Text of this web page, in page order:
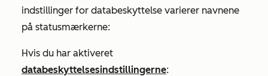
indstillinger for databeskyttelse varierer navnene
på statusmærkerne:
Hvis du har aktiveret
databeskyttelsesindstillingerne: